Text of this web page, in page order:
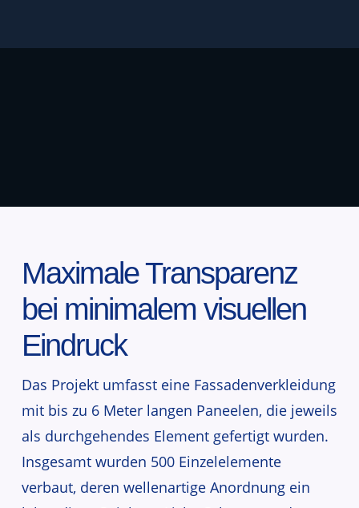
Bocconi Universität
Maximale Transparenz
bei minimalem visuellen
Eindruck
Das Projekt umfasst eine Fassadenverkleidung
mit bis zu 6 Meter langen Paneelen, die jeweils
als durch­ge­hendes Element gefertigt wurden.
Insgesamt wurden 500 Einzelelemente
verbaut, deren wellen­artige Anordnung ein